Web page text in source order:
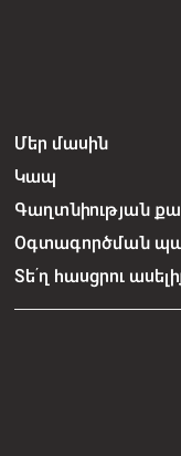
Մեր մասին
Կապ
Գաղտնիության
Օգտագործման
Տե՛ղ հասցրու